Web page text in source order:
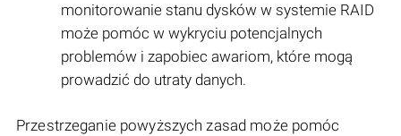
monitorowanie stanu dysków w systemie RAID
może pomóc w wykryciu potencjalnych
problemów i zapobiec awariom, które mogą
prowadzić do utraty danych.
Przestrzeganie powyższych zasad może pomóc